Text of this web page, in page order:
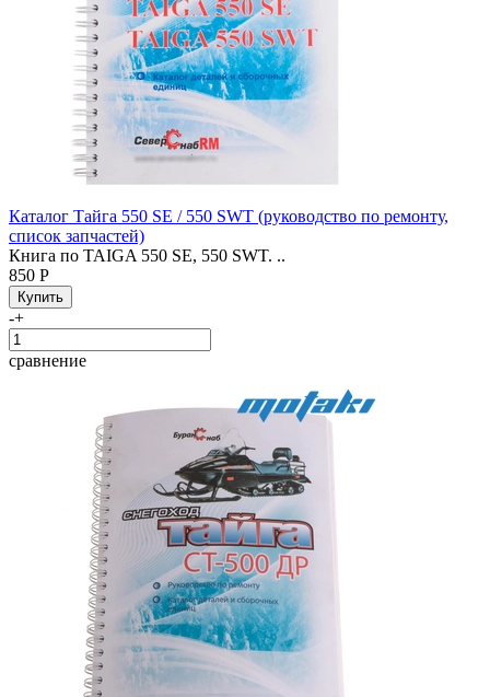
Каталог Тайга 550 SE / 550 SWT (руководство по ремонту,
список запчастей)
Книга по TAIGA 550 SE, 550 SWT. ..
850 Р
-+
сравнение